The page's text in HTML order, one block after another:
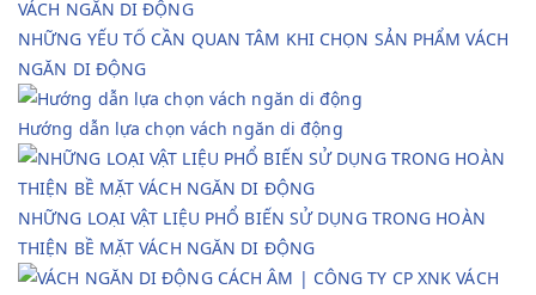
NHỮNG YẾU TỐ CẦN QUAN TÂM KHI CHỌN SẢN PHẨM VÁCH
NGĂN DI ĐỘNG
Hướng dẫn lựa chọn vách ngăn di động
NHỮNG LOẠI VẬT LIỆU PHỔ BIẾN SỬ DỤNG TRONG HOÀN
THIỆN BỀ MẶT VÁCH NGĂN DI ĐỘNG